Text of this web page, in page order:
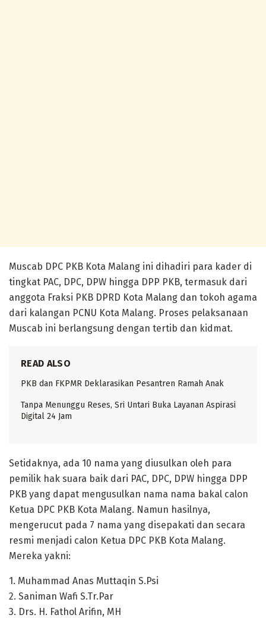
Muscab DPC PKB Kota Malang ini dihadiri para kader di
tingkat PAC, DPC, DPW hingga DPP PKB, termasuk dari
anggota Fraksi PKB DPRD Kota Malang dan tokoh agama
dari kalangan PCNU Kota Malang. Proses pelaksanaan
Muscab ini berlangsung dengan tertib dan kidmat.
READ ALSO
PKB dan FKPMR Deklarasikan Pesantren Ramah Anak
Tanpa Menunggu Reses, Sri Untari Buka Layanan Aspirasi
Digital 24 Jam
Setidaknya, ada 10 nama yang diusulkan oleh para
pemilik hak suara baik dari PAC, DPC, DPW hingga DPP
PKB yang dapat mengusulkan nama nama bakal calon
Ketua DPC PKB Kota Malang. Namun hasilnya,
mengerucut pada 7 nama yang disepakati dan secara
resmi menjadi calon Ketua DPC PKB Kota Malang.
Mereka yakni:
1.⁠ ⁠Muhammad Anas Muttaqin S.Psi
2.⁠ ⁠Saniman Wafi S.Tr.Par
3.⁠ ⁠Drs. H. Fathol Arifin, MH